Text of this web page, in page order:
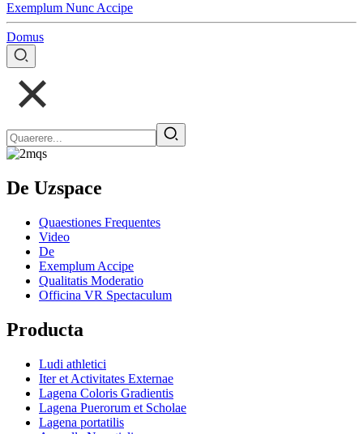
Exemplum Nunc Accipe
Domus
De Uzspace
Quaestiones Frequentes
Video
De
Exemplum Accipe
Qualitatis Moderatio
Officina VR Spectaculum
Producta
Ludi athletici
Iter et Activitates Externae
Lagena Coloris Gradientis
Lagena Puerorum et Scholae
Lagena portatilis